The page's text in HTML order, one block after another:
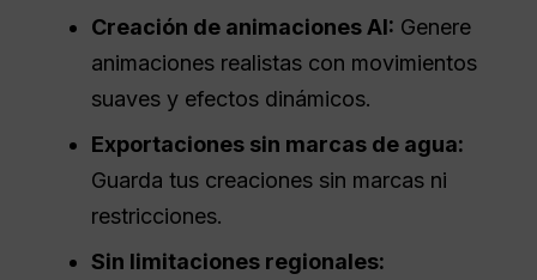
Creación de animaciones AI: Genere
animaciones realistas con movimientos
suaves y efectos dinámicos.
Exportaciones sin marcas de agua:
Guarda tus creaciones sin marcas ni
restricciones.
Sin limitaciones regionales: